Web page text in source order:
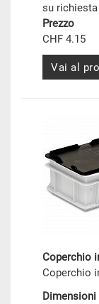
su richiesta
Prezzo
CHF 4.15
Vai al
Coperchio
Coperchio
Dimensioni